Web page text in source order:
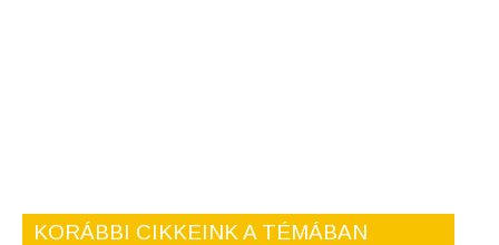
KORÁBBI CIKKEINK A TÉMÁBAN